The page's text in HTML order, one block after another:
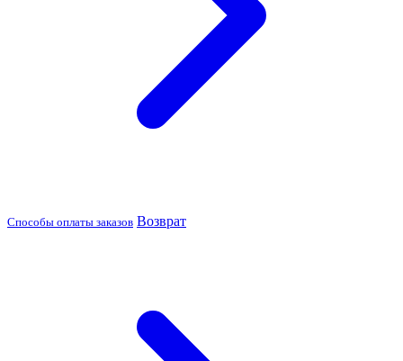
Способы оплаты заказов Возврат